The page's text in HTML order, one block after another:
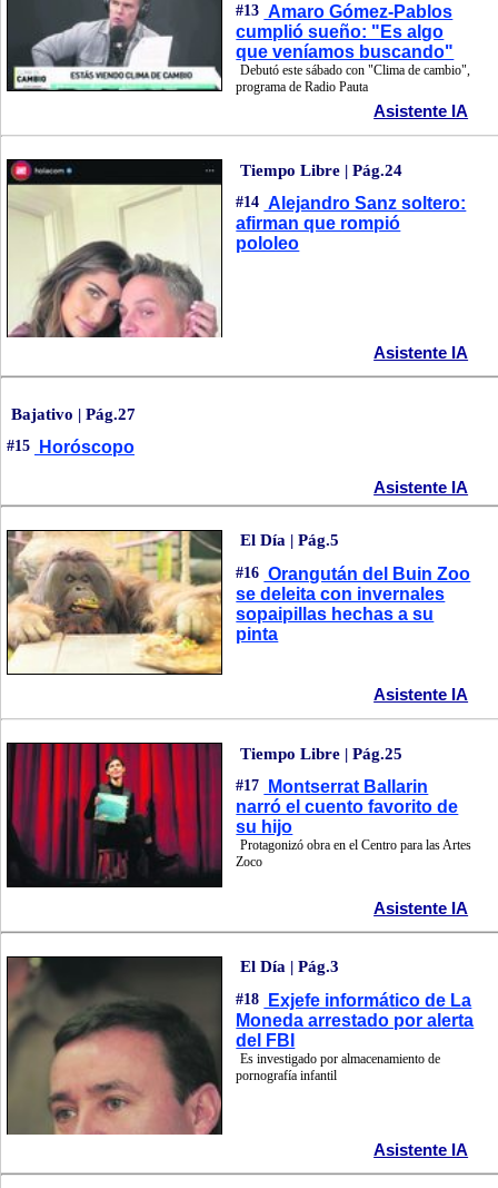
#13 Amaro Gómez-Pablos
cumplió sueño: "Es algo
que veníamos buscando"
Debutó este sábado con "Clima de cambio",
programa de Radio Pauta
Asistente IA
Tiempo Libre | Pág.24
#14 Alejandro Sanz soltero:
afirman que rompió
pololeo
Asistente IA
Bajativo | Pág.27
#15 Horóscopo
Asistente IA
El Día | Pág.5
#16 Orangután del Buin Zoo
se deleita con invernales
sopaipillas hechas a su
pinta
Asistente IA
Tiempo Libre | Pág.25
#17
Montserrat Ballarin
narró el cuento favorito de
su hijo
Protagonizó obra en el Centro para las Artes
Zoco
Asistente IA
El Día | Pág.3
#18
Exjefe informático de La
Moneda arrestado por alerta
del FBI
Es investigado por almacenamiento de
pornografía infantil
Asistente IA